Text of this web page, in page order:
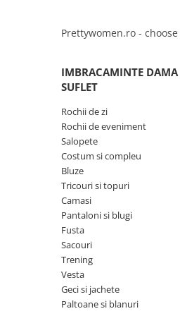
Prettywomen.ro -
IMBRACAMINTE DAMA
SUFLET
Rochii de zi
Rochii de eveniment
Salopete
Costum si compleu
Bluze
Tricouri si topuri
Camasi
Pantaloni si blugi
Fusta
Sacouri
Trening
Vesta
Geci si jachete
Paltoane si blanuri